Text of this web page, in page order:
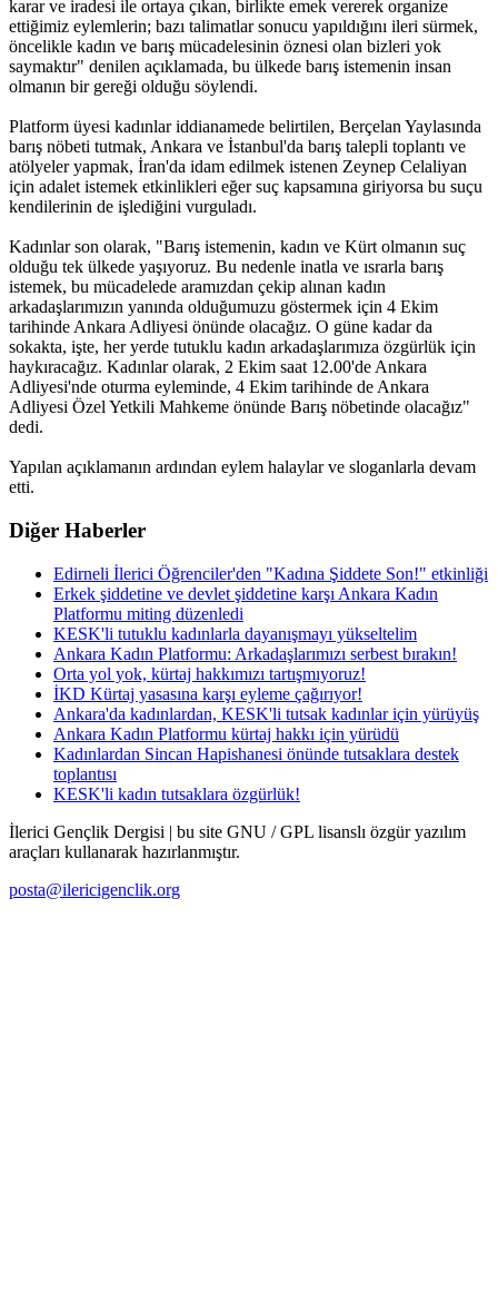
karar ve iradesi ile ortaya çıkan, birlikte emek vererek organize
ettiğimiz eylemlerin; bazı talimatlar sonucu yapıldığını ileri sürmek,
öncelikle kadın ve barış mücadelesinin öznesi olan bizleri yok
saymaktır" denilen açıklamada, bu ülkede barış istemenin insan
olmanın bir gereği olduğu söylendi.
Platform üyesi kadınlar iddianamede belirtilen, Berçelan Yaylasında
barış nöbeti tutmak, Ankara ve İstanbul'da barış talepli toplantı ve
atölyeler yapmak, İran'da idam edilmek istenen Zeynep Celaliyan
için adalet istemek etkinlikleri eğer suç kapsamına giriyorsa bu suçu
kendilerinin de işlediğini vurguladı.
Kadınlar son olarak, "Barış istemenin, kadın ve Kürt olmanın suç
olduğu tek ülkede yaşıyoruz. Bu nedenle inatla ve ısrarla barış
istemek, bu mücadelede aramızdan çekip alınan kadın
arkadaşlarımızın yanında olduğumuzu göstermek için 4 Ekim
tarihinde Ankara Adliyesi önünde olacağız. O güne kadar da
sokakta, işte, her yerde tutuklu kadın arkadaşlarımıza özgürlük için
haykıracağız. Kadınlar olarak, 2 Ekim saat 12.00'de Ankara
Adliyesi'nde oturma eyleminde, 4 Ekim tarihinde de Ankara
Adliyesi Özel Yetkili Mahkeme önünde Barış nöbetinde olacağız"
dedi.
Yapılan açıklamanın ardından eylem halaylar ve sloganlarla devam
etti.
Diğer Haberler
Edirneli İlerici Öğrenciler'den "Kadına Şiddete Son!" etkinliği
Erkek şiddetine ve devlet şiddetine karşı Ankara Kadın
Platformu miting düzenledi
KESK'li tutuklu kadınlarla dayanışmayı yükseltelim
Ankara Kadın Platformu: Arkadaşlarımızı serbest bırakın!
Orta yol yok, kürtaj hakkımızı tartışmıyoruz!
İKD Kürtaj yasasına karşı eyleme çağırıyor!
Ankara'da kadınlardan, KESK'li tutsak kadınlar için yürüyüş
Ankara Kadın Platformu kürtaj hakkı için yürüdü
Kadınlardan Sincan Hapishanesi önünde tutsaklara destek
toplantısı
KESK'li kadın tutsaklara özgürlük!
İlerici Gençlik Dergisi | bu site GNU / GPL lisanslı özgür yazılım
araçları kullanarak hazırlanmıştır.
posta@ilericigenclik.org